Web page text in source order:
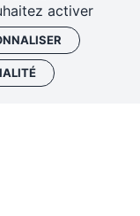
activer